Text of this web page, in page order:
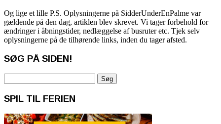
Og lige et lille P.S. Oplysningerne på SidderUnderEnPalme var
gældende på den dag, artiklen blev skrevet. Vi tager forbehold for
ændringer i åbningstider, nedlæggelse af busruter etc. Tjek selv
oplysningerne på de tilhørende links, inden du tager afsted.
SØG PÅ SIDEN!
efter:
SPIL TIL FERIEN